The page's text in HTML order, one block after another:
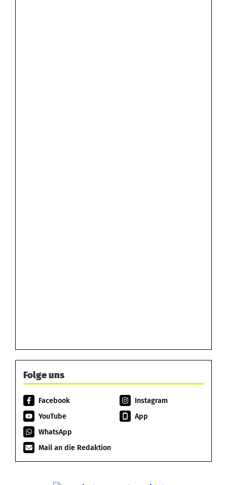
Folge uns
Facebook
Instagram
YouTube
App
WhatsApp
Mail an die Redaktion